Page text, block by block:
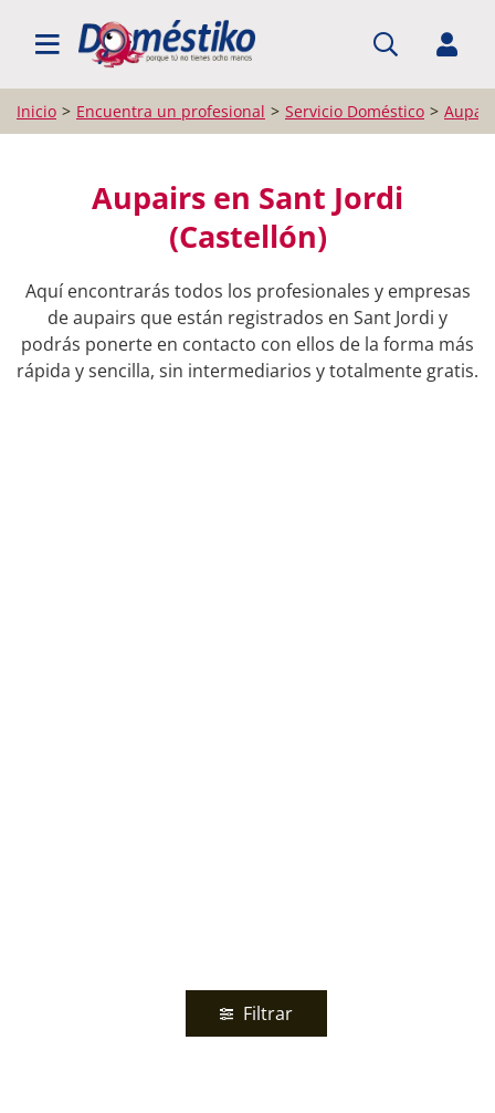
BUSCAR PROFESIONALES
Inicio Encuentra un profesional Servicio Doméstico
Aupairs en Sant Jordi
(Castellón)
Aquí encontrarás todos los profesionales y empresas
de aupairs que están registrados en Sant Jordi y
podrás ponerte en contacto con ellos de la forma más
rápida y sencilla, sin intermediarios y totalmente gratis.
Filtrar